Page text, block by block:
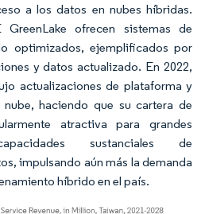
a los datos en nubes híbridas.
GreenLake ofrecen sistemas de
optimizados, ejemplificados por
y datos actualizado. En 2022,
actualizaciones de plataforma y
haciendo que su cartera de
atractiva para grandes
sustanciales de
impulsando aún más la demanda
híbrido en el país.